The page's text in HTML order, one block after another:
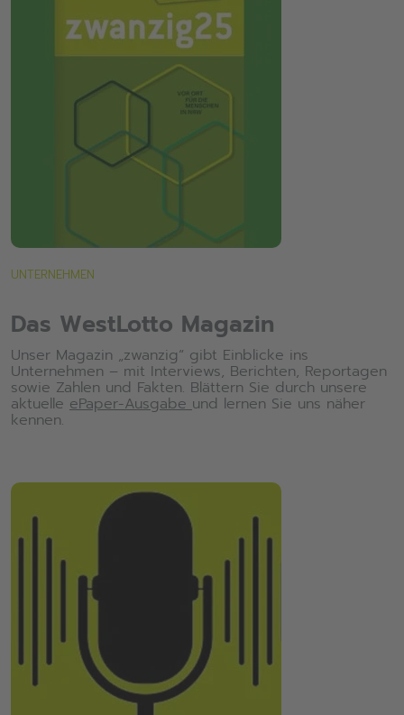
UNTERNEHMEN
Das WestLotto Magazin
Unser Magazin „zwanzig“ gibt Einblicke ins
Unternehmen – mit Interviews, Berichten, Reportagen
sowie Zahlen und Fakten. Blättern Sie durch unsere
aktuelle ePaper-Ausgabeund lernen Sie uns näher
kennen.